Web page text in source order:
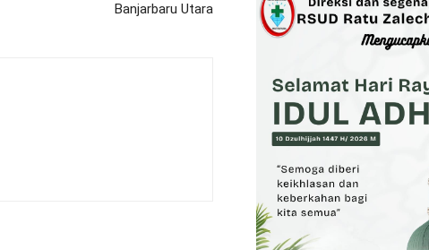
Banjarbaru Utara